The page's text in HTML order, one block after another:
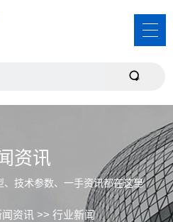
资讯
技术参数、一手资讯都在这里
资讯 >> 行业新闻